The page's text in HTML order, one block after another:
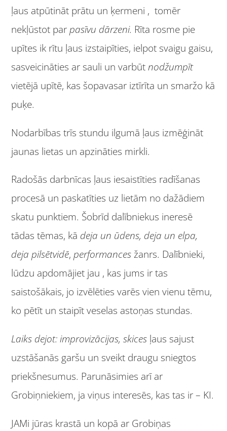
ļaus atpūtināt prātu un ķermeni , tomēr
nekļūstot parpasīvu dārzeni. Rīta rosme pie
upītes ik rītu ļaus izstaipīties, ielpot svaigu gaisu,
sasveicināties ar sauli un varbūtnodžumpīt
vietējā upītē, kas šopavasar iztīrīta un smaržo kā
puķe.
Nodarbības trīs stundu ilgumā ļaus izmēģināt
jaunas lietas un apzināties mirkli.
Radošās darbnīcas ļaus iesaistīties radīšanas
procesā un paskatīties uz lietām no dažādiem
skatu punktiem. Šobrīd dalībniekus ineresē
tādas tēmas, kā deja un ūdens, deja un elpa,
deja pilsētvidē,performancesžanrs. Dalībnieki,
lūdzu apdomājiet jau , kas jums ir tas
saistošākais, jo izvēlēties varēs vien vienu tēmu,
ko pētīt un staipīt veselas astoņas stundas.
Laiks dejot: improvizācijas, skices ļaus sajust
uzstāšanās garšu un sveikt draugu sniegtos
priekšnesumus. Parunāsimies arī ar
Grobiņniekiem, ja viņus interesēs, kas tas ir – KI.
JAMi jūras krastā un kopā ar Grobiņas